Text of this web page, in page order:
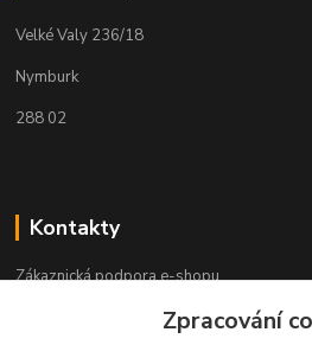
Velké Valy 236/18
Nymburk
288 02
Kontakty
Zákaznická podpora e-shopu
Zpracování